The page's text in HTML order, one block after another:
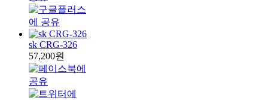
sk CRG-326
57,200원